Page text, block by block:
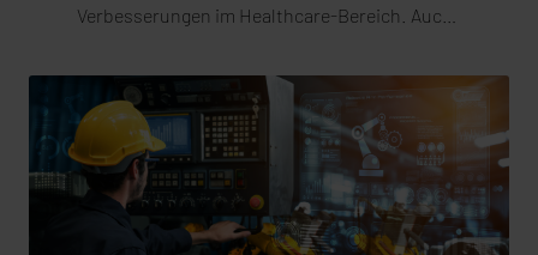
Verbesserungen im Healthcare-Bereich. Auch
Digitalisierung einsetzen und sowohl
Medizintechnik-Unternehmen, direkt
Patientinnen und Patienten, als auch
medizinisches Personal in Krankenhäusern
befähigen und unterstützen.